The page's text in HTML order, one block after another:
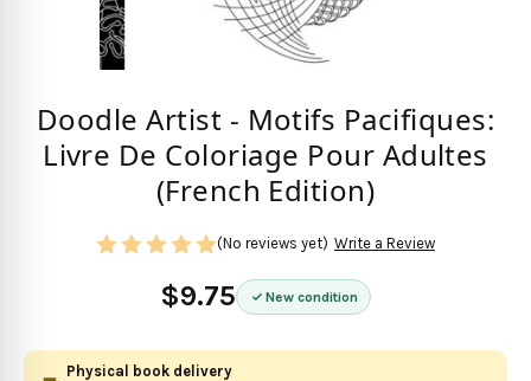
Doodle Artist - Motifs Pacifiques:
Livre De Coloriage Pour Adultes
(French Edition)
$9.75 New condition
(No reviews yet) Write a Review
Physical book delivery